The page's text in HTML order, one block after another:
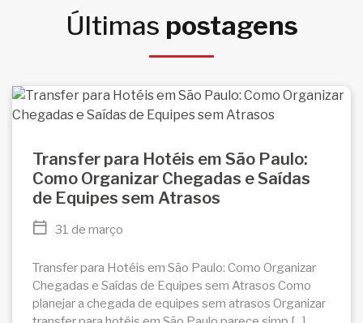
Últimas postagens
Transfer para Hotéis em São Paulo:
Como Organizar Chegadas e Saídas
de Equipes sem Atrasos
31 de março
Transfer para Hotéis em São Paulo: Como Organizar
Chegadas e Saídas de Equipes sem Atrasos Como
planejar a chegada de equipes sem atrasos Organizar